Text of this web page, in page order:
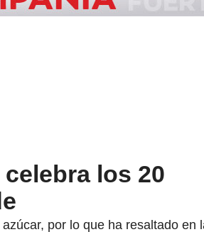
los 20
por lo que ha resaltado en